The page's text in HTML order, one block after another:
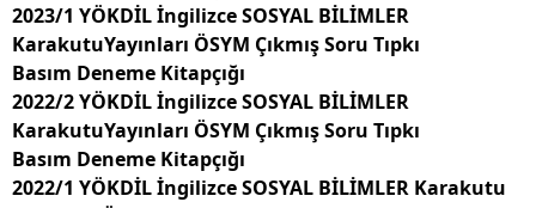
2023/1 YÖKDİL İngilizce SOSYAL BİLİMLER
KarakutuYayınları ÖSYM Çıkmış Soru Tıpkı
Basım Deneme Kitapçığı
2022/2 YÖKDİL İngilizce SOSYAL BİLİMLER
KarakutuYayınları ÖSYM Çıkmış Soru Tıpkı
Basım Deneme Kitapçığı
2022/1 YÖKDİL İngilizce SOSYAL BİLİMLER Karakutu